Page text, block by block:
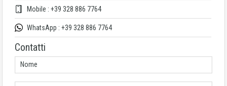
Mobile : +39 328 886 7764
WhatsApp : +39 328 886 7764
Contatti